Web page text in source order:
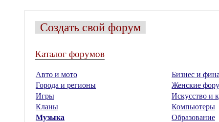
Создать свой форум
Каталог форумов
Авто и мото
Бизнес и
Города и регионы
Женские
Игры
Искусство и
Кланы
Компьютеры
Музыка
Образование